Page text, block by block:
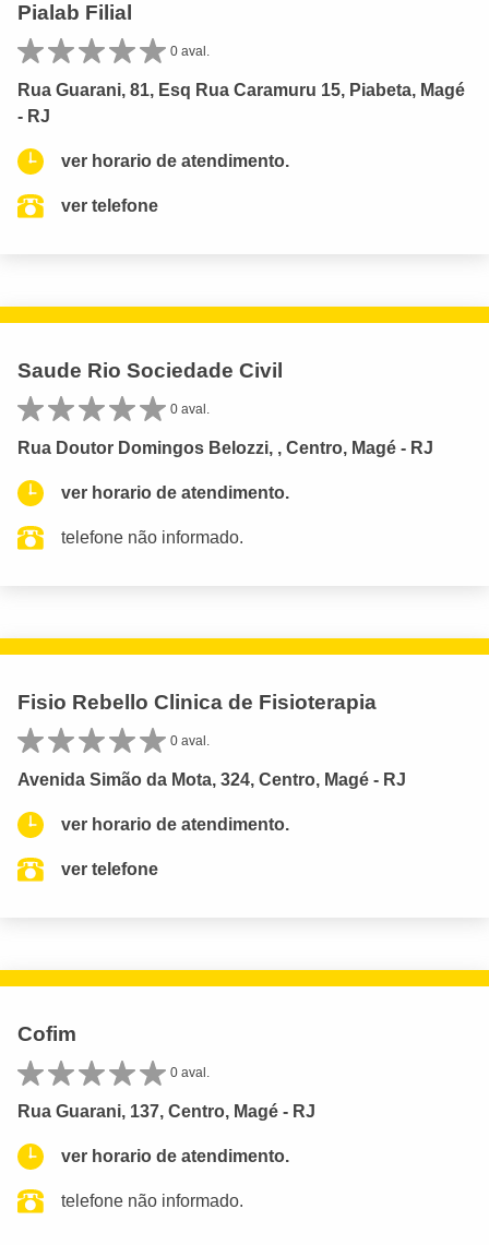
Pialab Filial
0 aval.
Rua Guarani, 81, Esq Rua Caramuru 15, Piabeta, Magé
- RJ
ver horario de atendimento.
ver telefone
Saude Rio Sociedade Civil
0 aval.
Rua Doutor Domingos Belozzi, , Centro, Magé - RJ
ver horario de atendimento.
telefone não informado.
Fisio Rebello Clinica de Fisioterapia
0 aval.
Avenida Simão da Mota, 324, Centro, Magé - RJ
ver horario de atendimento.
ver telefone
Cofim
0 aval.
Rua Guarani, 137, Centro, Magé - RJ
ver horario de atendimento.
telefone não informado.